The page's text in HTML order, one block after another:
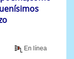
En línea